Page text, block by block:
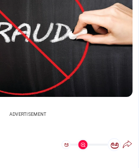
ADVERTISEMENT
ಅ ಅ